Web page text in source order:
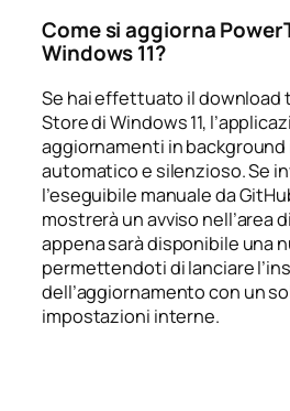
Come si aggiorna
Windows 11?
Se hai effettuato il download
Store di Windows 11,
aggiornamenti in
automatico e silenzioso. Se
l’eseguibile manuale da
mostrerà un avviso nell’area
appena sarà disponibile una
permettendoti di lanciare
dell’aggiornamento con un
impostazioni interne.